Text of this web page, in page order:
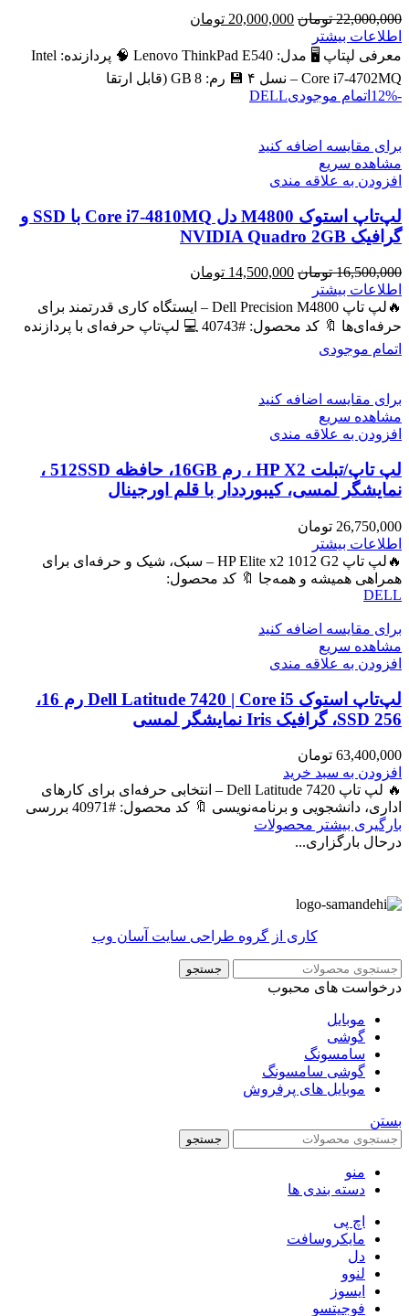
22,000,000 تومان قیمت
22,000,000 تومان
20,000,000 تومان
20,000,000 تومان
است.
اطلاعات بیشتر
معرفی لپتاپ 🖥️ مدل: Lenovo ThinkPad E540 🧠 پردازنده: Intel
Core i7‑4702MQ – نسل ۴ 💾 رم: 8 GB (قابل ارتقا
-12%
اتمام موجودیDELL
برای مقایسه اضافه کنید
مشاهده سریع
افزودن به علاقه مندی
لپ‌تاپ استوک M4800 دل Core i7-4810MQ با SSD و
گرافیک NVIDIA Quadro 2GB
16,500,000 تومان قیمت
16,500,000 تومان
بود.
14,500,000 تومان
14,500,000 تومان
است.
اطلاعات بیشتر
🔥لپ تاپ Dell Precision M4800 – ایستگاه کاری قدرتمند برای
حرفه‌ای‌ها 🔖 کد محصول: #40743 💻 لپ‌تاپ حرفه‌ای با پردازنده
اتمام موجودی
برای مقایسه اضافه کنید
مشاهده سریع
افزودن به علاقه مندی
لپ تاپ/تبلت HP X2 ، رم 16GB، حافظه 512SSD ،
نمایشگر لمسی، کیبورددار با قلم اورجینال
26,750,000 تومان
اطلاعات بیشتر
🔥لپ تاپ HP Elite x2 1012 G2 – سبک، شیک و حرفه‌ای برای
همراهی همیشه و همه‌جا 🔖 کد محصول:
DELL
برای مقایسه اضافه کنید
مشاهده سریع
افزودن به علاقه مندی
لپ‌تاپ استوک Dell Latitude 7420 | Core i5 رم 16،
SSD 256، گرافیک Iris نمایشگر لمسی
63,400,000 تومان
افزودن به سبد خرید
🔥 لپ تاپ Dell Latitude 7420 – انتخابی حرفه‌ای برای کارهای
اداری، دانشجویی و برنامه‌نویسی 🔖 کد محصول: #40971 بررسی
بارگیری بیشتر محصولات
درحال بارگزاری...
کاری از گروه طراحی سایت آسان وب
جستجو
درخواست های محبوب
موبایل
گوشی
سامسونگ
گوشی سامسونگ
موبایل های پرفروش
بستن
جستجو
منو
دسته بندی ها
اچ پی
مایکروسافت
دل
لنوو
ایسوز
فوجیتسو